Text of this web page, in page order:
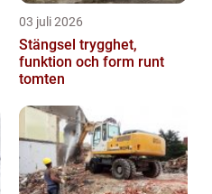
03 juli 2026
Stängsel trygghet,
funktion och form runt
tomten